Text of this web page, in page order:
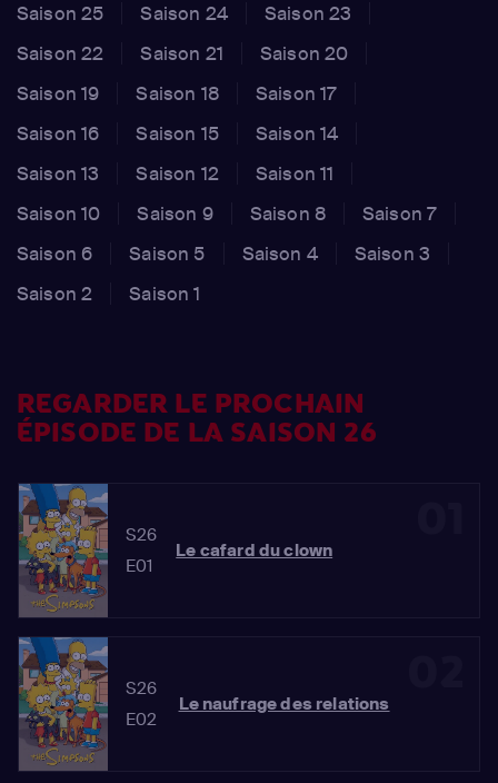
Saison 25
Saison 24
Saison 23
Saison 22
Saison 21
Saison 20
Saison 19
Saison 18
Saison 17
Saison 16
Saison 15
Saison 14
Saison 13
Saison 12
Saison 11
Saison 10
Saison 9 Saison 8
Saison 7
Saison 6
Saison 5 Saison 4
Saison 3
Saison 2
Saison 1
REGARDER LE PROCHAIN
ÉPISODE DE LA SAISON 26
S26
E01
Le cafard du clown
S26
E02
Le naufrage des relations